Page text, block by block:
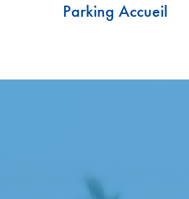
Parking Accueil